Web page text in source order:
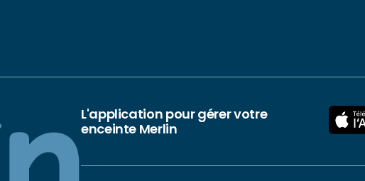
L'application pour gérer votre
enceinte Merlin